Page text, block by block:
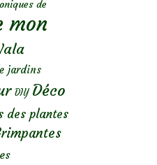
de
mon
jardins
DIY Déco
des plantes